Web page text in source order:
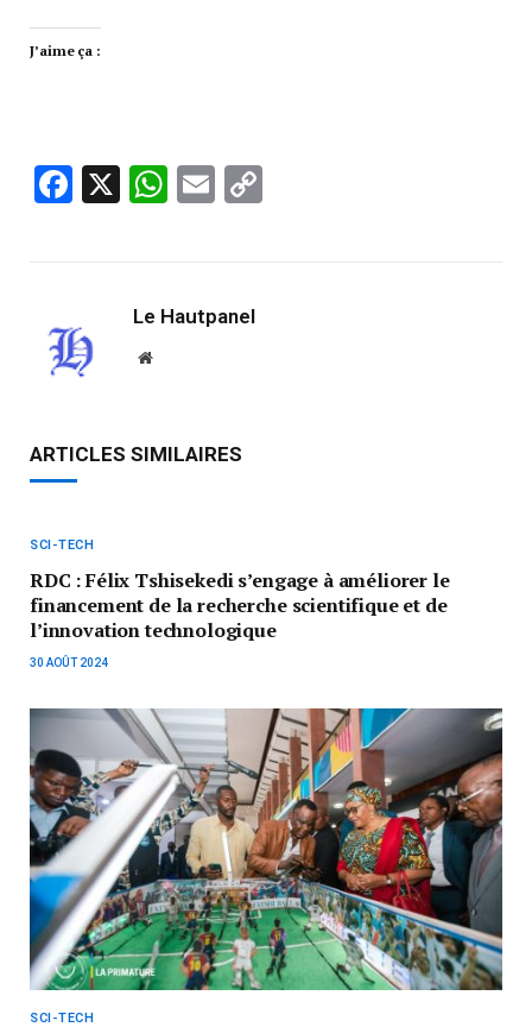
J’aime ça :
Facebook
X WhatsApp
Email
Le Hautpanel
Website
ARTICLES SIMILAIRES
SCI-TECH
RDC : Félix Tshisekedi s’engage à améliorer le
financement de la recherche scientifique et de
l’innovation technologique
30 AOÛT 2024
SCI-TECH